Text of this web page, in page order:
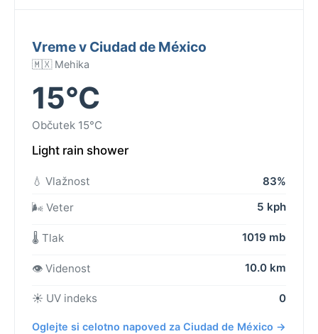
Vreme v Ciudad de México
🇲🇽 Mehika
15°C
Občutek 15°C
Light rain shower
💧 Vlažnost
83%
🌬️ Veter
5 kph
🌡️ Tlak 1019 mb
👁️ Videnost 10.0 km
☀️ UV indeks 0
Oglejte si celotno napoved za Ciudad de México →